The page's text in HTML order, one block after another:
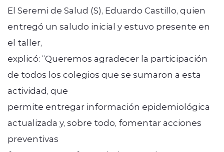
El Seremi de Salud (S), Eduardo Castillo, quien
entregó un saludo inicial y estuvo presente en
el taller,
explicó: “Queremos agradecer la participación
de todos los colegios que se sumaron a esta
actividad, que
permite entregar información epidemiológica
actualizada y, sobre todo, fomentar acciones
preventivas